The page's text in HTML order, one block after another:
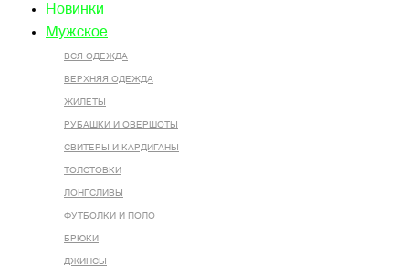
Новинки
Мужское
ВСЯ ОДЕЖДА
ВЕРХНЯЯ ОДЕЖДА
ЖИЛЕТЫ
РУБАШКИ И ОВЕРШОТЫ
СВИТЕРЫ И КАРДИГАНЫ
ТОЛСТОВКИ
ЛОНГСЛИВЫ
ФУТБОЛКИ И ПОЛО
БРЮКИ
ДЖИНСЫ